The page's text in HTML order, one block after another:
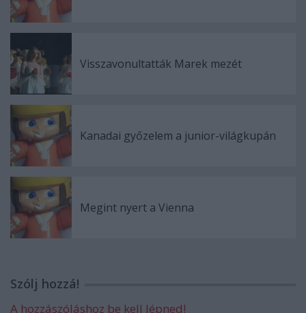
Visszavonultatták Marek mezét
Kanadai győzelem a junior-világkupán
Megint nyert a Vienna
Szólj hozzá!
A hozzászóláshoz be kell lépned!